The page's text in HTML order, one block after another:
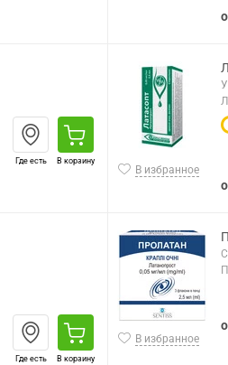
Где есть В корзину
В избранное
Где есть В корзину
В избранное